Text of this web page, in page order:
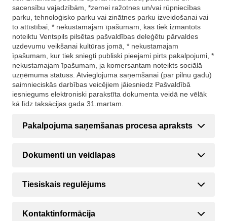
sacensību vajadzībām, *zemei ražotnes un/vai rūpniecības
parku, tehnoloģisko parku vai zinātnes parku izveidošanai vai
to attīstībai, * nekustamajam īpašumam, kas tiek izmantots
noteiktu Ventspils pilsētas pašvaldības deleģētu pārvaldes
uzdevumu veikšanai kultūras jomā, * nekustamajam
īpašumam, kur tiek sniegti publiski pieejami pirts pakalpojumi, *
nekustamajam īpašumam, ja komersantam noteikts sociālā
uzņēmuma statuss. Atvieglojuma saņemšanai (par pilnu gadu)
saimnieciskās darbības veicējiem jāiesniedz Pašvaldībā
iesniegums elektroniski parakstīta dokumenta veidā ne vēlāk
kā līdz taksācijas gada 31.martam.
Pakalpojuma saņemšanas procesa apraksts
Dokumenti un veidlapas
Tiesiskais regulējums
Kontaktinformācija